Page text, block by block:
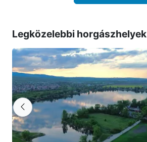
Legközelebbi horgászhelyek